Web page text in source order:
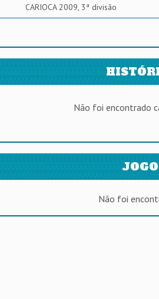
CARIOCA 2009, 3ª divisão
Não foi encontrado
Não foi